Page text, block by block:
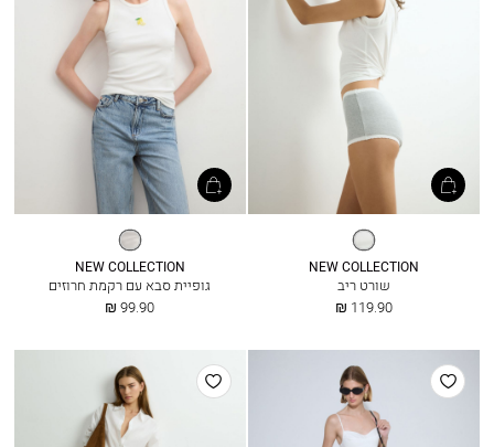
אפור
מלאנז’
NEW COLLECTION
שורט ריב
החל
119.90 ₪
לבן
NEW COLLECTION
גופיית סבא עם רקמת חרוזים
החל
99.90 ₪
הוסף
למועדפים
הוסף
למועדפים